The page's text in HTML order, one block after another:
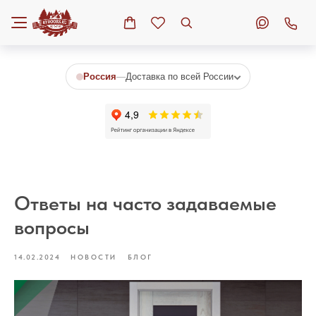
Россия—Доставка по всей России
Ответы на часто задаваемые
вопросы
14.02.2024 НОВОСТИ БЛОГ